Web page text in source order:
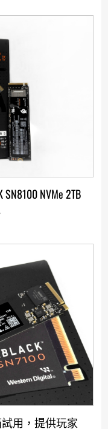
NVMe 2TB
箱試用，提供玩家